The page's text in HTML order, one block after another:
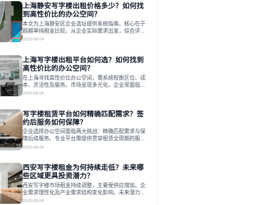
上海静安写字楼出租价格多少？如何找
到高性价比的办公空间？
本文为上海静安区企业选址提供系统指南。核心在于
超越单纯租金比较，从企业实际需求出发，综合评估
交通、硬件、空间弹性、配套服务及产业生态等多维
升性价比，并通过不同规模企业的实际案例加以说
明。之后指出，专业运营服务商提供的稳定环境、社
群活动与产业集聚等增值服务，是很大化空间价值、
助力企业成长的关键。对于许多在
2026-08-04
上海写字楼出租平台如何选？如何找到
高性价比的办公空间？
在上海寻找高性价比办公空间，需系统权衡区位、成
本、灵活性及服务。市场呈现多元化，企业常面临租
赁流程复杂、隐性成本高等挑战。选择平台时，应评
区、灵活产品和丰富配套，满足不同企业需求。企业
应明确自身需求，实地考察，选择能支持长期发展、
提升竞争力的办公空间。在上海寻找合适的办公空
间，对于企业行政负责人、中小企业主
2026-08-04
写字楼租赁平台如何精确匹配需求？签
约后服务如何保障？
企业选择办公空间面临两大挑战：精确匹配需求与保
障后续服务。专业平台需提供贯穿租赁全周期的服
务，将企业从非核心事务中解放。精确匹配需结合企
的全周期保障体系。德必集团通过标准化服务与个性
化运营结合，以全国布局和产业生态圈为企业提供稳
定支持，体现了从信息撮合到深度服务的能力转变。
在为企业寻找办公空间的过程中，
2026-08-04
西安写字楼租金为何持续走低？未来哪
些区域更具投资潜力？
西安写字楼市场租金持续调整，主要受供应增加、企
业需求理性化及产业需求结构变化影响。未来潜力区
域集中在产业集聚、交利及城市更新地带，如高新区
2026-08-04